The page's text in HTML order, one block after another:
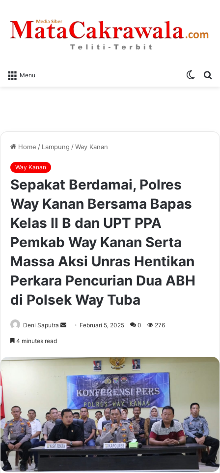
Menu
Switch
Home / Lampung /Way Kanan
Way Kanan
Sepakat Berdamai, Polres
Way Kanan Bersama Bapas
Kelas II B dan UPT PPA
Pemkab Way Kanan Serta
Massa Aksi Unras Hentikan
Perkara Pencurian Dua ABH
di Polsek Way Tuba
Deni Saputra
Send Februari 5, 2025 0 276
4 minutes read